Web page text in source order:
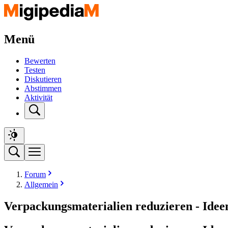
Menü
Bewerten
Testen
Diskutieren
Abstimmen
Aktivität
Forum
Allgemein
Verpackungsmaterialien reduzieren -